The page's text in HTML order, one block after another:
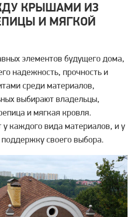
КРЫШАМИ ИЗ
И МЯГКОЙ
элементов будущего дома,
надежность, прочность и
среди материалов,
выбирают владельцы,
и мягкая кровля.
у каждого вида материалов, и у
поддержку своего выбора.